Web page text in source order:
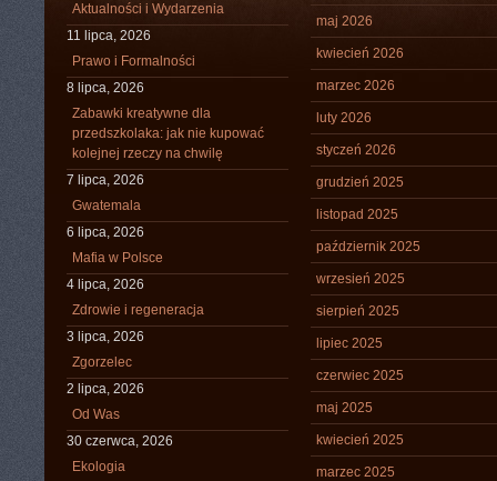
Aktualności i Wydarzenia
11 lipca, 2026
Prawo i Formalności
8 lipca, 2026
Zabawki kreatywne dla
przedszkolaka: jak nie kupować
kolejnej rzeczy na chwilę
7 lipca, 2026
Gwatemala
6 lipca, 2026
Mafia w Polsce
4 lipca, 2026
Zdrowie i regeneracja
3 lipca, 2026
Zgorzelec
2 lipca, 2026
Od Was
30 czerwca, 2026
Ekologia
maj 2026
kwiecień 2026
marzec 2026
luty 2026
styczeń 2026
grudzień 2025
listopad 2025
październik 2025
wrzesień 2025
sierpień 2025
lipiec 2025
czerwiec 2025
maj 2025
kwiecień 2025
marzec 2025